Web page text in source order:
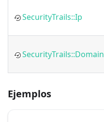
SecurityTrails::Ip
SecurityTrails::Domain
Ejemplos